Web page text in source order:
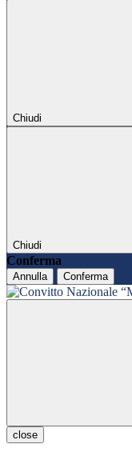
Chiudi
Chiudi
Conferma
Annulla Conferma
close